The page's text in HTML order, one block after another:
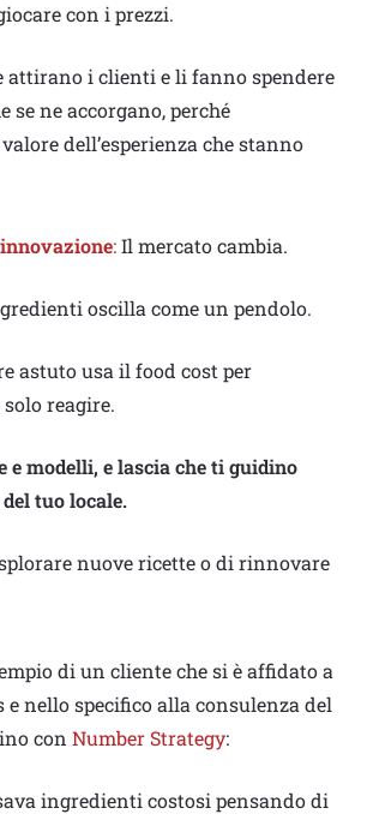
con i prezzi.
attirano i clienti e li fanno spendere
se ne accorgano, perché
dell’esperienza che stanno
:Il mercato cambia.
oscilla come un pendolo.
astuto usa il food cost per
reagire.
e modelli, e lascia che ti guidino
tuo locale.
nuove ricette o di rinnovare
di un cliente che si è affidato a
nello specifico alla consulenza del
con Number Strategy:
ingredienti costosi pensando di